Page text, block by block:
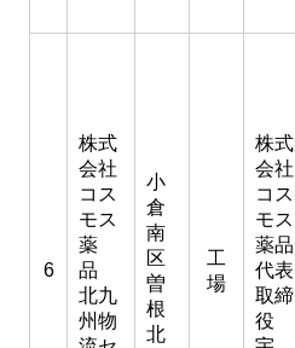
6
株式
会社
コス
モス
薬
品
北九
州物
小
倉
南
区
曽
根
北
工
場
株式
会社
コス
モス
薬品
代表
取締
役